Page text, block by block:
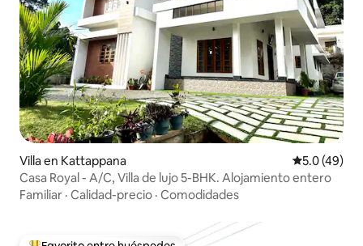
Villa en Kattappana Calificación
5.0 (49)
Casa Royal - A/C, Villa de lujo 5-BHK. Alojamiento entero
Familiar · Calidad-precio · Comodidades